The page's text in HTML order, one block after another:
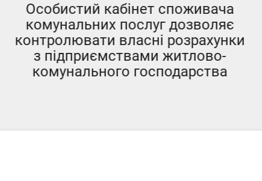
Особистий кабінет споживача
комунальних послуг дозволяє
контролювати власні розрахунки
з підприємствами житлово-
комунального господарства